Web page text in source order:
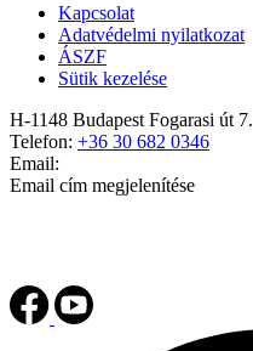
Kapcsolat
Adatvédelmi nyilatkozat
ÁSZF
Sütik kezelése
H-1148 Budapest Fogarasi út 7.
Telefon: +36 30 682 0346
Email:
Email cím megjelenítése